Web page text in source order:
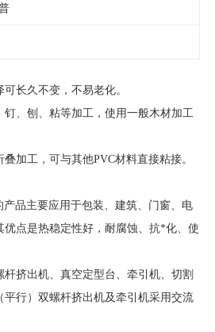
长久不变，不易老化。
、刨、粘等加工，使用一般木材加工
加工，可与其他PVC材料直接粘接。
品主要应用于包装、建筑、门窗、电
点是热稳定性好，耐腐蚀、抗*化、使
挤出机、真空定型台、牵引机、切割
行）双螺杆挤出机及牵引机采用交流